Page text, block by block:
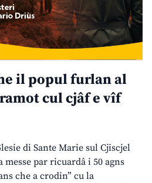
il popul furlan al
cul cjâf e vîf
di Sante Marie sul Cjiscjel
par ricuardâ i 50 agns
che a crodin” cu la